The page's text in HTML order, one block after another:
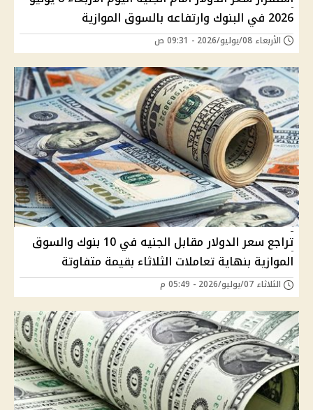
2026 في البنوك وارتفاعه بالسوق الموازية
الأربعاء 08/يوليو/2026 - 09:31 ص
تراجع سعر الدولار مقابل الجنيه في 10 بنوك والسوق
الموازية بنهاية تعاملات الثلاثاء بقيمة متفاوتة
الثلاثاء 07/يوليو/2026 - 05:49 م